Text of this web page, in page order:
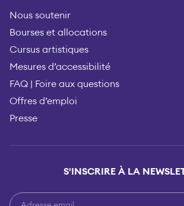
Nous soutenir
Bourses et allocations
Cursus artistiques
Mesures d’accessibilité
FAQ | Foire aux questions
Offres d’emploi
Presse
S'INSCRIRE À LA